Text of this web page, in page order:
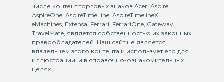
числе контент торговых знаков Acer, Aspire,
AspireOne, AspireTimeLine, AspireTimelineX,
eMachines, Extensa, Ferrari, FerrariOne, Gateway,
TravelMate, является собственностью их законных
правообладателей. Наш сайт не является
владельцем этого контента и использует его для
иллюстрации, и в справочно-ознакомительных
целях.